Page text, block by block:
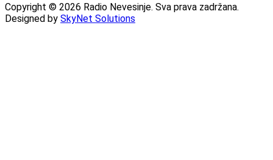
Copyright © 2026 Radio Nevesinje. Sva prava zadržana.
Designed by SkyNet Solutions